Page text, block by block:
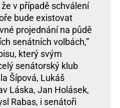
v případě schválení
bude existovat
projednání na půdě
senátních volbách,”
který svým
senátorský klub
Šípová, Lukáš
Láska, Jan Holásek,
Rabas, i senátoři